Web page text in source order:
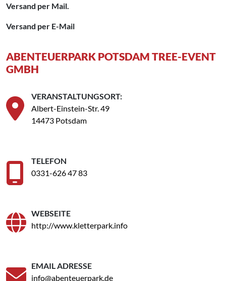
Versand per Mail.
Versand per E-Mail
ABENTEUERPARK POTSDAM TREE-EVENT
GMBH
VERANSTALTUNGSORT:
Albert-Einstein-Str. 49
14473 Potsdam
TELEFON
0331-626 47 83
WEBSEITE
http://www.kletterpark.info
EMAIL ADRESSE
info@abenteuerpark.de